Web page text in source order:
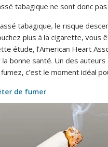
tabagique ne sont donc
tabagique, le risque
plus à la cigarette, vous
étude, l’American Heart
bonne santé. Un des
c’est le moment idéal
de fumer